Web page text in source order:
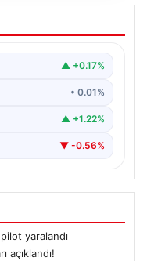
detayları
▲ +0.17%
• 0.01%
▲ +1.22%
▼ -0.56%
yaralandı
açıklandı!